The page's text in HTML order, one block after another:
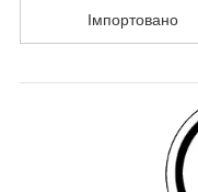
Імпортовано